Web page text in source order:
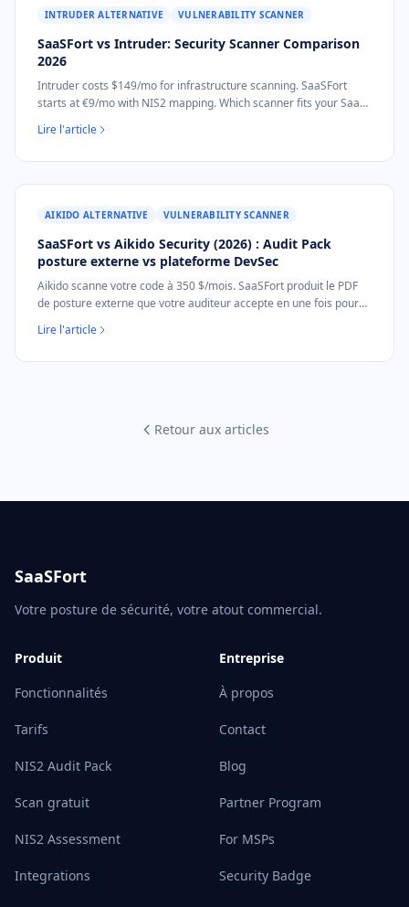
INTRUDER ALTERNATIVE VULNERABILITY SCANNER
SaaSFort vs Intruder: Security Scanner Comparison
2026
Intruder costs $149/mo for infrastructure scanning. SaaSFort
starts at €9/mo with NIS2 mapping. Which scanner fits your SaaS
Lire l'article
AIKIDO ALTERNATIVE VULNERABILITY SCANNER
SaaSFort vs Aikido Security (2026) : Audit Pack
posture externe vs plateforme DevSec
Aikido scanne votre code à 350 $/mois. SaaSFort produit le PDF
de posture externe que votre auditeur accepte en une fois pour
secondes.
Lire l'article
Retour aux articles
SaaSFort
Votre posture de sécurité, votre atout commercial.
Produit
Fonctionnalités
Tarifs
NIS2 Audit Pack
Scan gratuit
NIS2 Assessment
Integrations
Entreprise
À propos
Contact
Blog
Partner Program
For MSPs
Security Badge